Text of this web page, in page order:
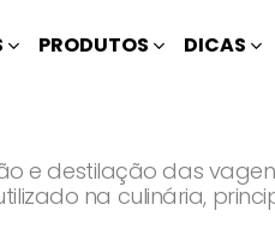
PRODUTOS DICAS
e destilação das
na culinária,